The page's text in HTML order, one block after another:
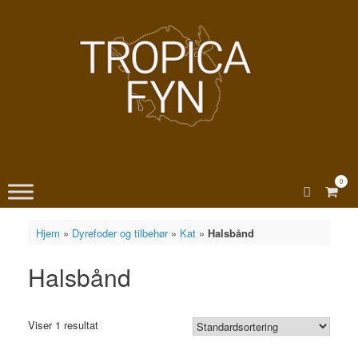
View
0
Hjem » Dyrefoder og tilbehør» Kat» Halsbånd
Halsbånd
Viser 1 resultat